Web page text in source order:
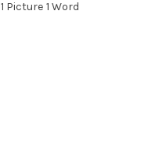
1 Picture 1 Word